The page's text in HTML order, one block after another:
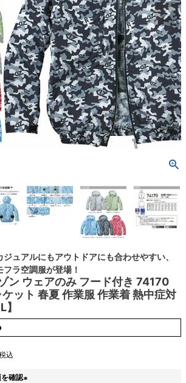
ュアルにもアウトドアにも合わせやすい、
ラ空調服が登場！
ン ウェアのみ フード付き 74170
ット 春夏 作業服 作業着 熱中症対
込
確認